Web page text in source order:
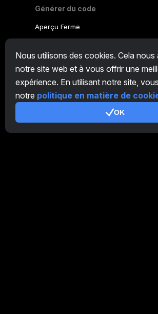
Nous utilisons des cookies. Cela nous
notre site web et à vous offrir une
expérience. En utilisant notre site,
notre politique en matière de
OK
Générer du code
Aperçu Ferme
CryptoTab
Programme d'Affiliation
Conditions d’utilisation